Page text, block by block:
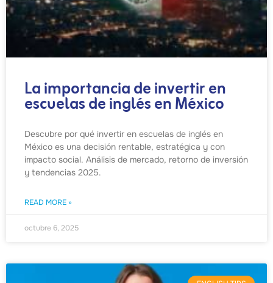
La importancia de invertir en
escuelas de inglés en México
Descubre por qué invertir en escuelas de inglés en
México es una decisión rentable, estratégica y con
impacto social. Análisis de mercado, retorno de inversión
y tendencias 2025.
READ MORE »
octubre 6, 2025